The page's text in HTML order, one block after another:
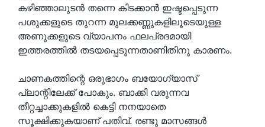
കഴിഞ്ഞാലുടന്‍ തന്നെ കിടക്കാന്‍ ഇഷ്ടപ്പെടുന്ന
പശുക്കളുടെ തുറന്ന മുലക്കണ്ണുകളിലൂടെയുള്ള
അണുക്കളുടെ വ്യാപനം ഫലപ്രദമായി
ഇത്തരത്തില്‍ തടയപ്പെടുന്നതാണിതിനു കാരണം.
ചാണകത്തിന്റെ ഒരുഭാഗം ബയോഗ്യാസ്
പ്ലാന്റിലേക്ക് പോകും. ബാക്കി വരുന്നവ
തീറ്റച്ചാക്കുകളില്‍ കെട്ടി നനയാതെ
സൂക്ഷിക്കുകയാണ് പതിവ്. രണ്ടു മാസങ്ങള്‍